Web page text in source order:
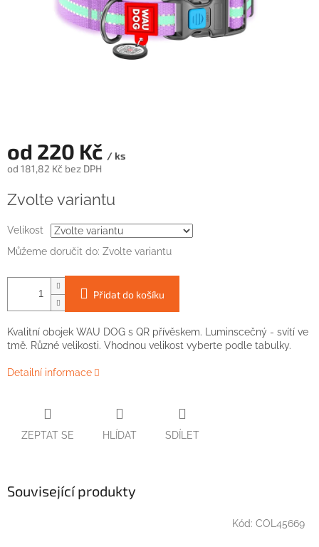
od 220 Kč / ks
od 181,82 Kč bez DPH
cena:
Zvolte variantu
Velikost
Můžeme doručit do: Zvolte variantu
Přidat do košíku
Kvalitní obojek WAU DOG s QR přívěskem. Luminscečný - svítí ve
tmě. Různé velikosti. Vhodnou velikost vyberte podle tabulky.
Detailní informace
ZEPTAT SE HLÍDAT SDÍLET
Související produkty
Kód: COL45669